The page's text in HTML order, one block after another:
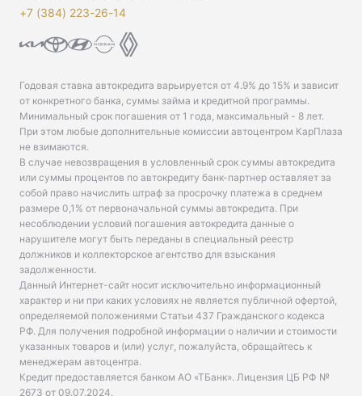
+7 (384) 223-26-14‬
Годовая ставка автокредита варьируется от 4.9% до 15% и зависит
от конкретного банка, суммы займа и кредитной программы.
Минимальный срок погашения от 1 года, максимальный - 8 лет.
При этом любые дополнительные комиссии автоцентром КарПлаза
не взимаются.
В случае невозвращения в условленный срок суммы автокредита
или суммы процентов по автокредиту банк-партнер оставляет за
собой право начислить штраф за просрочку платежа в среднем
размере 0,1% от первоначальной суммы автокредита. При
несоблюдении условий погашения автокредита данные о
нарушителе могут быть переданы в специальный реестр
должников и коллекторское агентство для взыскания
задолженности.
Данный Интернет-сайт носит исключительно информационный
характер и ни при каких условиях не является публичной офертой,
определяемой положениями Статьи 437 Гражданского кодекса
РФ. Для получения подробной информации о наличии и стоимости
указанных товаров и (или) услуг, пожалуйста, обращайтесь к
менеджерам автоцентра.
Кредит предоставляется банком АО «ТБанк». Лицензия ЦБ РФ №
2673 от 09.07.2024.